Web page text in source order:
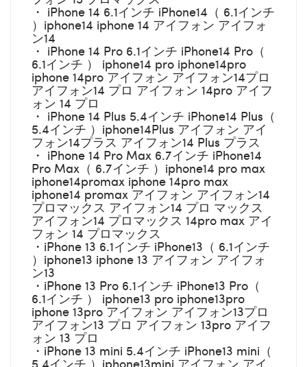
・ iPhone 14 6.1インチ iPhone14（ 6.1インチ
）iphone14 iphone 14 アイフォン アイフォ
ン14
・ iPhone 14 Pro 6.1インチ iPhone14 Pro（
6.1インチ ） iphone14 pro iphone14pro
iphone 14pro アイフォン アイフォン14プロ
アイフォン14 プロ アイフォン 14pro アイフ
ォン 14 プロ
・ iPhone 14 Plus 5.4インチ iPhone14 Plus（
5.4インチ ）iphone14Plus アイフォン アイ
フォン14プラス アイフォン14 Plus プラス
・ iPhone 14 Pro Max 6.7インチ iPhone14
Pro Max（ 6.7インチ ）iphone14 pro max
iphone14promax iphone 14pro max
iphone14 promax アイフォン アイフォン14
プロマックス アイフォン14 プロ マックス
アイフォン14 プロマックス 14pro max アイ
フォン 14 プロマックス
・iPhone 13 6.1インチ iPhone13（ 6.1インチ
）iphone13 iphone 13 アイフォン アイフォ
ン13
・iPhone 13 Pro 6.1インチ iPhone13 Pro（
6.1インチ ） iphone13 pro iphone13pro
iphone 13pro アイフォン アイフォン13プロ
アイフォン13 プロ アイフォン 13pro アイフ
ォン 13 プロ
・iPhone 13 mini 5.4インチ iPhone13 mini（
5.4インチ ）iphone13mini アイフォン アイ